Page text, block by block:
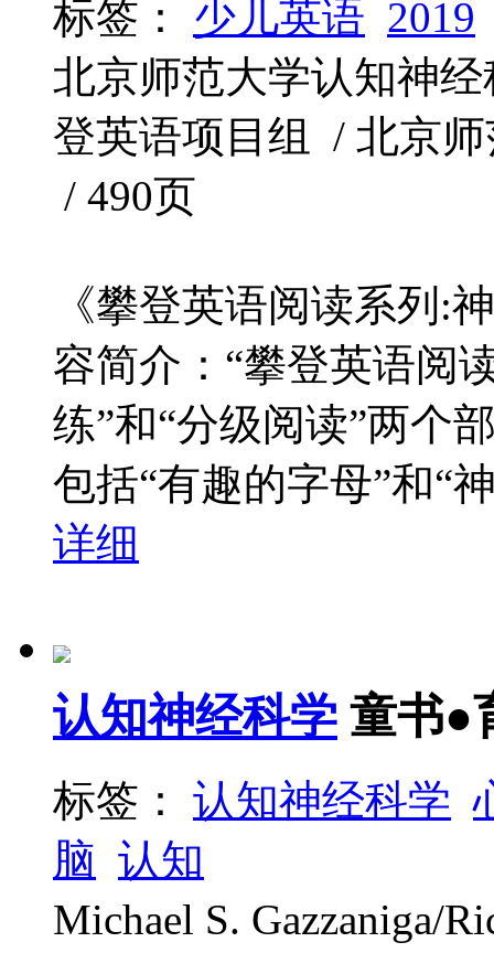
标签： 少儿英语 2019
北京师范大学认知神
登英语项目组 / 北京
/ 490页
《攀登英语阅读系列:
容简介：“攀登英语阅
练”和“分级阅读”两个
包括“有趣的字母”和“
详细
认知神经科学 童书●
标签： 认知神经科学
脑 认知
Michael S. Gazzaniga/